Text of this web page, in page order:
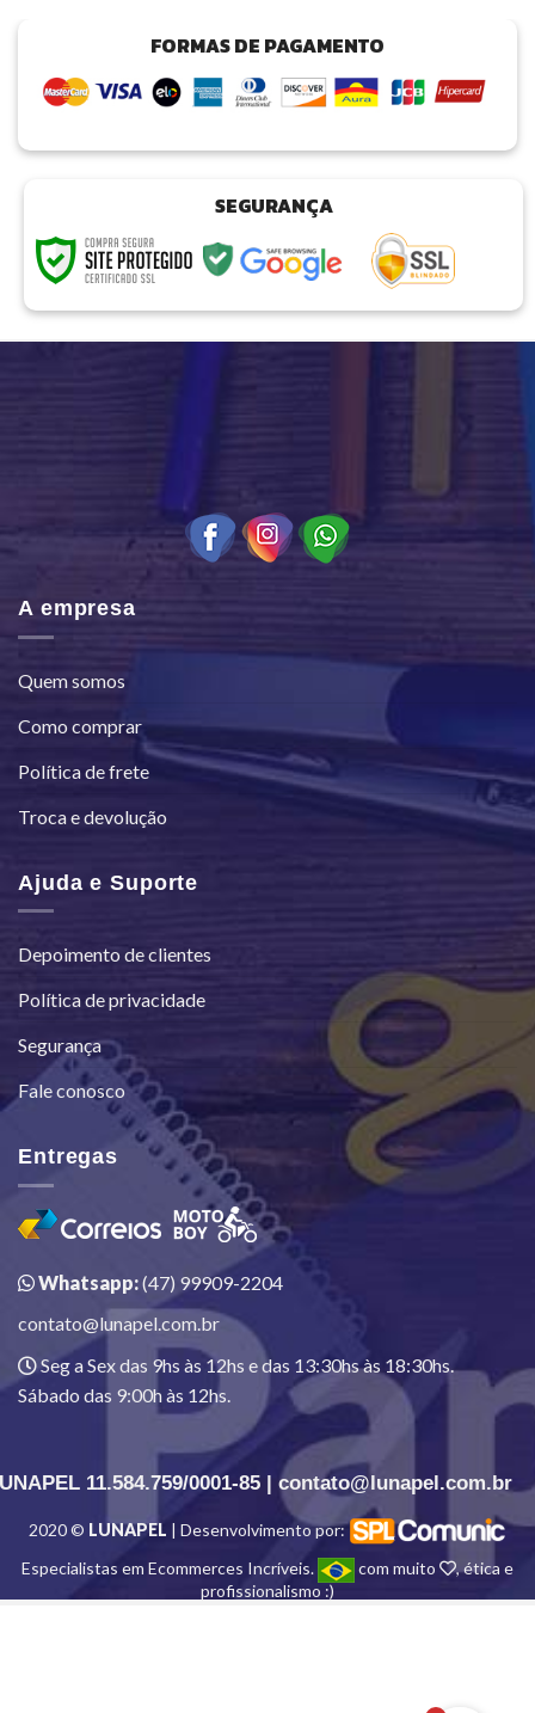
FORMAS DE PAGAMENTO
SEGURANÇA
A empresa
Quem somos
Como comprar
Política de frete
Troca e devolução
Ajuda e Suporte
Depoimento de clientes
Política de privacidade
Segurança
Fale conosco
Entregas
Whatsapp:(47) 99909-2204
contato@lunapel.com.br
Seg a Sex das 9hs às 12hs e das 13:30hs às 18:30hs.
Sábado das 9:00h às 12hs.
11.584.759/0001-85 | contato@lunapel.com.br
2020 © LUNAPEL | Desenvolvimento por:
Especialistas em Ecommerces Incríveis.
com muito
, ética e
profissionalismo :)